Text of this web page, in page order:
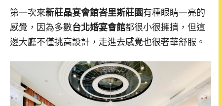
第一次來新莊晶宴會館峇里斯莊園有種眼睛一亮的
感覺，因為多數台北婚宴會館都很小很擁擠，但這
邊大廳不僅挑高設計，走進去感覺也很奢華舒服。